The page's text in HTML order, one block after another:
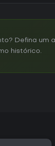
Defina
histórico.